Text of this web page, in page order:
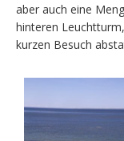
aber auch eine
hinteren
kurzen Besuch